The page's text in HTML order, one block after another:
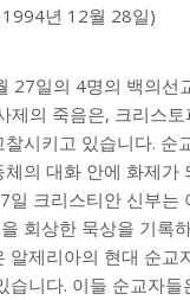
1994년 12월 28일)
27일의 4명의 백의선
제의 죽음은, 크리스
시키고 있습니다. 순
체의 대화 안에 화제가
일 크리스티안 신부는
회상한 묵상을 기록
알제리아의 현대 순교
습니다. 이들 순교자들